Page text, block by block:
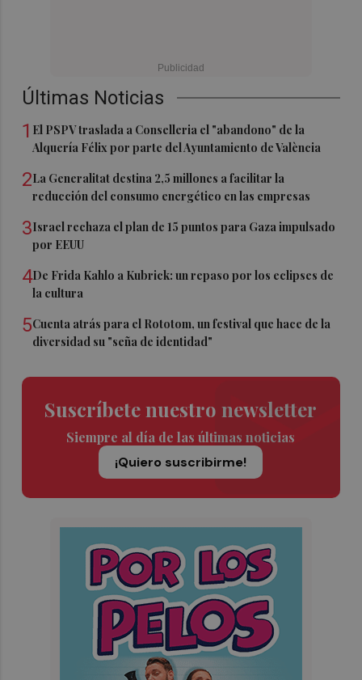
Últimas Noticias
1 El PSPV traslada a Conselleria el "abandono" de la
Alquería Félix por parte del Ayuntamiento de València
2La Generalitat destina 2,5 millones a facilitar la
reducción del consumo energético en las empresas
3Israel rechaza el plan de 15 puntos para Gaza impulsado
por EEUU
4De Frida Kahlo a Kubrick: un repaso por los eclipses de
la cultura
5Cuenta atrás para el Rototom, un festival que hace de la
diversidad su "seña de identidad"
Suscríbete nuestro newsletter
Siempre al día de las últimas noticias
¡Quiero suscribirme!